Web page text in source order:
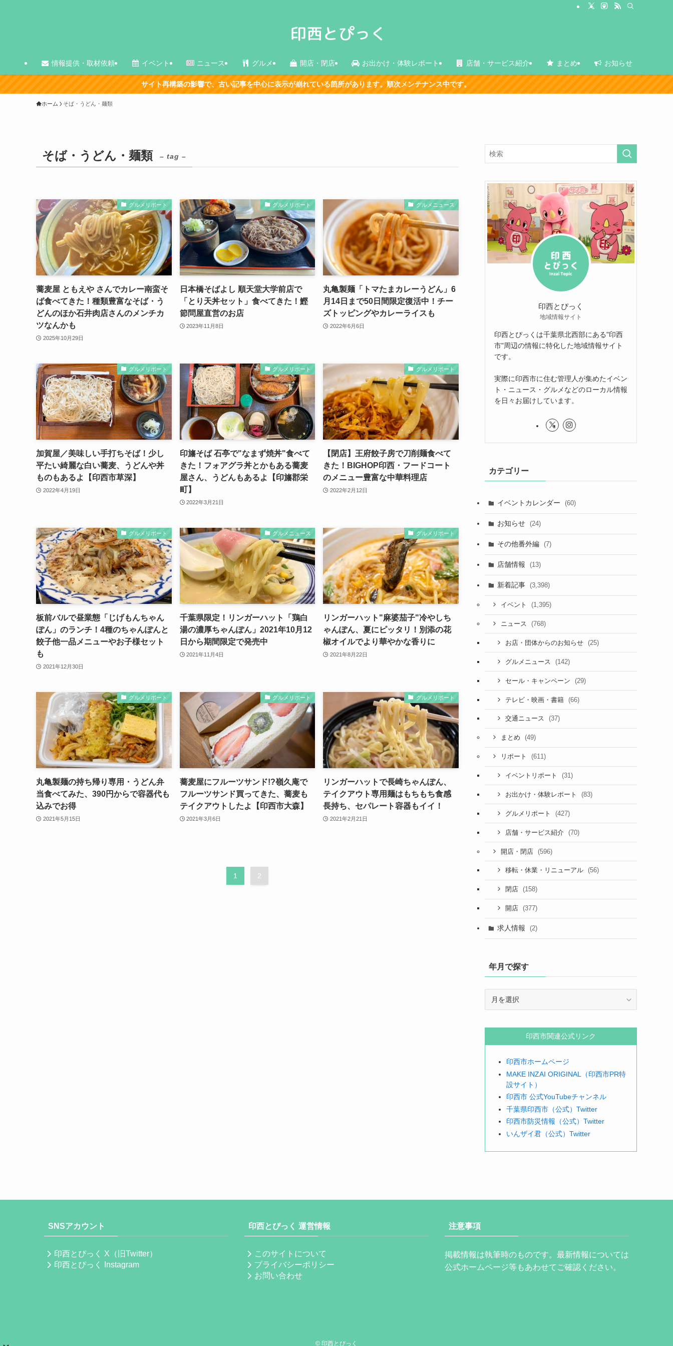
情報提供・取材依頼 イベント ニュース グルメ 開店・閉店 お出かけ・体験レポート 店舗・サービス紹介 まとめ お知らせ
サイト再構築の影響で、古い記事を中心に表示が崩れている箇所があります。順次メンテナンス中です。
ホーム そば・うどん・麺類
そば・うどん・麺類 – tag –
グルメリポート
蕎麦屋 ともえや さんでカレー南蛮そ
ば食べてきた！種類豊富なそば・う
どんのほか石井肉店さんのメンチカ
ツなんかも
2025年10月29日
グルメリポート
日本橋そばよし 順天堂大学前店で
「とり天丼セット」食べてきた！鰹
節問屋直営のお店
2023年11月8日
グルメニュース
丸亀製麺「トマたまカレーうどん」6
月14日まで50日間限定復活中！チー
ズトッピングやカレーライスも
2022年6月6日
グルメリポート
加賀屋／美味しい手打ちそば！少し
平たい綺麗な白い蕎麦、うどんや丼
ものもあるよ【印西市草深】
2022年4月19日
グルメリポート
印旛そば 石亭で"なまず焼丼"食べて
きた！フォアグラ丼とかもある蕎麦
屋さん、うどんもあるよ【印旛郡栄
町】
2022年3月21日
グルメリポート
【閉店】王府餃子房で刀削麺食べて
きた！BIGHOP印西・フードコート
のメニュー豊富な中華料理店
2022年2月12日
グルメリポート
板前バルで昼業態「じげもんちゃん
ぽん」のランチ！4種のちゃんぽんと
餃子他一品メニューやお子様セット
も
2021年12月30日
グルメニュース
千葉県限定！リンガーハット「鶏白
湯の濃厚ちゃんぽん」2021年10月12
日から期間限定で発売中
2021年11月4日
グルメリポート
リンガーハット"麻婆茄子"冷やしち
ゃんぽん、夏にピッタリ！別添の花
椒オイルでより華やかな香りに
2021年8月22日
グルメリポート
丸亀製麺の持ち帰り専用・うどん弁
当食べてみた、390円からで容器代も
込みでお得
2021年5月15日
グルメリポート
蕎麦屋にフルーツサンド!?嶺久庵で
フルーツサンド買ってきた、蕎麦も
テイクアウトしたよ【印西市大森】
2021年3月6日
グルメリポート
リンガーハットで長崎ちゃんぽん、
テイクアウト専用麺はもちもち食感
長持ち、セパレート容器もイイ！
2021年2月21日
1 2
印西とぴっく
地域情報サイト
印西とぴっくは千葉県北西部にある"印西
市"周辺の情報に特化した地域情報サイト
です。
実際に印西市に住む管理人が集めたイベン
ト・ニュース・グルメなどのローカル情報
を日々お届けしています。
カテゴリー
イベントカレンダー (60)
お知らせ (24)
その他番外編 (7)
店舗情報 (13)
新着記事 (3,398)
イベント (1,395)
ニュース (768)
お店・団体からのお知らせ (25)
グルメニュース (142)
セール・キャンペーン (29)
テレビ・映画・書籍 (66)
交通ニュース (37)
まとめ (49)
リポート (611)
イベントリポート (31)
お出かけ・体験レポート (83)
グルメリポート (427)
店舗・サービス紹介 (70)
開店・閉店 (596)
移転・休業・リニューアル (56)
閉店 (158)
開店 (377)
求人情報 (2)
年月で探す
探
印西市関連公式リンク
印西市ホームページ
MAKE INZAI ORIGINAL（印西市PR特
設サイト）
印西市 公式YouTubeチャンネル
千葉県印西市（公式）Twitter
印西市防災情報（公式）Twitter
いんザイ君（公式）Twitter
SNSアカウント
印西とぴっく X（旧Twitter）
印西とぴっく Instagram
印西とぴっく 運営情報
このサイトについて
プライバシーポリシー
お問い合わせ
注意事項
掲載情報は執筆時のものです。最新情報については
公式ホームページ等もあわせてご確認ください。
© 印西とぴっく